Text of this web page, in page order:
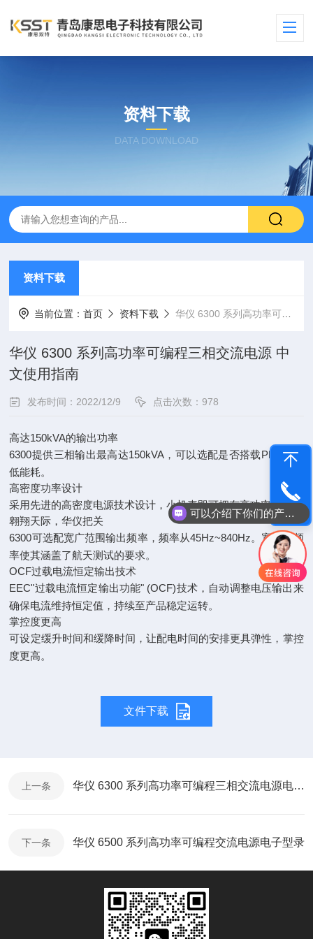
资料下载
DATA DOWNLOAD
资料下载
当前位置：首页 资料下载 华仪 6300 系列高功率可编程三相交流电源 中文使用指南
华仪 6300 系列高功率可编程三相交流电源 中
文使用指南
发布时间：2022/12/9 点击次数：978
高达150kVA的输出功率
6300提供三相输出最高达150kVA，可以选配是否搭载PFC，降
低能耗。
高密度功率设计
采用先进的高密度电源技术设计，小机壳即可拥有高功率输出。
翱翔天际，华仪把关
6300可选配宽广范围输出频率，频率从45Hz~840Hz。宽泛的频
率使其涵盖了航天测试的要求。
OCF过载电流恒定输出技术
EEC"过载电流恒定输出功能" (OCF)技术，自动调整电压输出来
确保电流维持恒定值，持续至产品稳定运转。
掌控度更高
可设定缓升时间和缓降时间，让配电时间的安排更具弹性，掌控
度更高。
文件下载
上一条 华仪 6300 系列高功率可编程三相交流电源电子型录
下一条 华仪 6500 系列高功率可编程交流电源电子型录
电话咨询
可以介绍下你们的产品么